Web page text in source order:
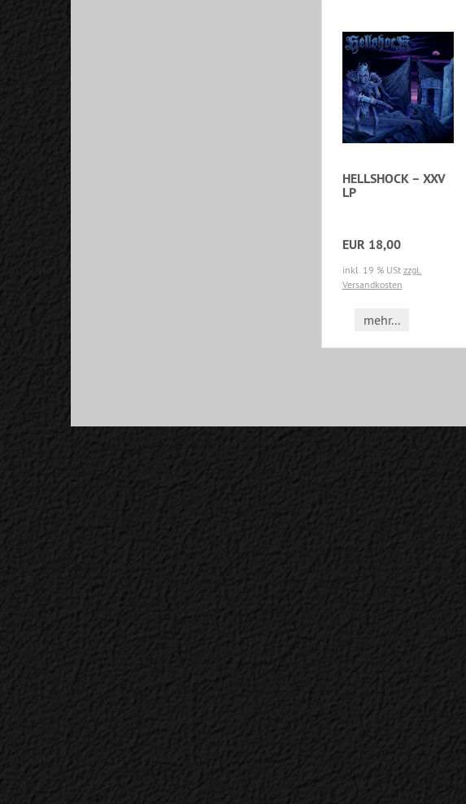
HELLSHOCK – XXV
LP
EUR 18,00
inkl. 19 % USt zzgl.
Versandkosten
mehr...